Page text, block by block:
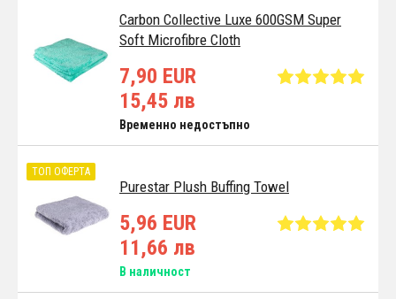
Carbon Collective Luxe 600GSM Super
Soft Microfibre Cloth
7,90 EUR
15,45 лв
Временно недостъпно
Purestar Plush Buffing Towel
ТОП ОФЕРТА
5,96 EUR
11,66 лв
В наличност